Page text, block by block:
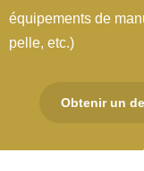
équipements de
pelle, etc.)
Obtenir un